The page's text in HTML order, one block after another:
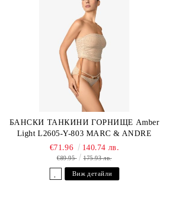
БАНСКИ ТАНКИНИ ГОРНИЩЕ Amber
Light L2605-Y-803 MARC & ANDRE
€71.96 140.74 лв.
€89.95 175.93 лв.
Виж детайли